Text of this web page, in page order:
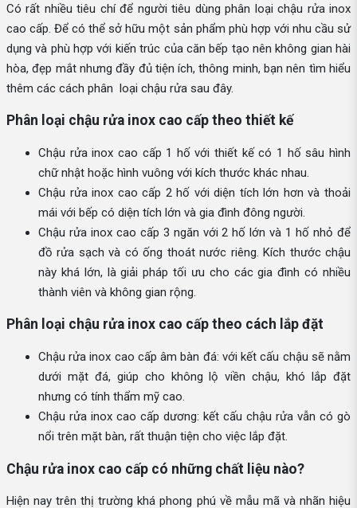
Có rất nhiều tiêu chí để người tiêu dùng phân loại chậu rửa inox
cao cấp. Để có thể sở hữu một sản phẩm phù hợp với nhu cầu sử
dụng và phù hợp với kiến trúc của căn bếp tạo nên không gian hài
hòa, đẹp mắt nhưng đầy đủ tiện ích, thông minh, bạn nên tìm hiểu
thêm các cách phân loại chậu rửa sau đây.
Phân loại chậu rửa inox cao cấp theo thiết kế
Chậu rửa inox cao cấp 1 hố với thiết kế có 1 hố sâu hình
chữ nhật hoặc hình vuông với kích thước khác nhau.
Chậu rửa inox cao cấp 2 hố với diện tích lớn hơn và thoải
mái với bếp có diện tích lớn và gia đình đông người.
Chậu rửa inox cao cấp 3 ngăn với 2 hố lớn và 1 hố nhỏ để
đồ rửa sạch và có ống thoát nước riêng. Kích thước chậu
này khá lớn, là giải pháp tối ưu cho các gia đình có nhiều
thành viên và không gian rộng.
Phân loại chậu rửa inox cao cấp theo cách lắp đặt
Chậu rửa inox cao cấp âm bàn đá: với kết cấu chậu sẽ nằm
dưới mặt đá, giúp cho không lộ viền chậu, khó lắp đặt
nhưng có tính thẩm mỹ cao.
Chậu rửa inox cao cấp dương: kết cấu chậu rửa vẫn có gò
nổi trên mặt bàn, rất thuận tiện cho việc lắp đặt.
Chậu rửa inox cao cấp có những chất liệu nào?
Hiện nay trên thị trường khá phong phú về mẫu mã và nhãn hiệu